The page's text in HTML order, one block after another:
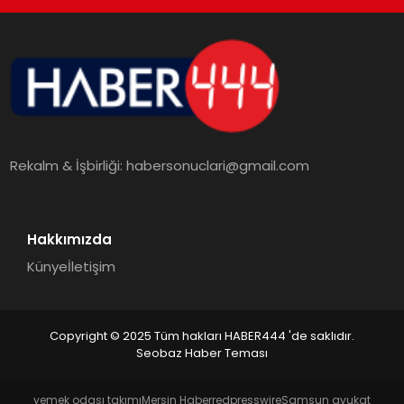
MAGAZIN
EGITIM
YAŞAM
Rekalm & İşbirliği:habersonuclari@gmail.com
Hakkımızda
Künyeİletişim
Copyright © 2025 Tüm hakları HABER444 'de saklıdır.
Seobaz Haber Teması
yemek odası takımıMersin HaberredpresswireSamsun avukat